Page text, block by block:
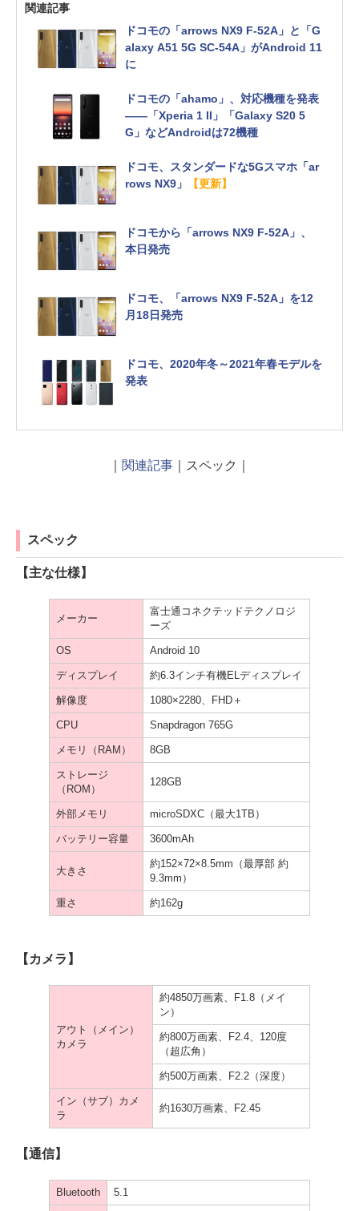
関連記事
ドコモの「arrows NX9 F-52A」と「G
alaxy A51 5G SC-54A」がAndroid 11
に
ドコモの「ahamo」、対応機種を発表
――「Xperia 1 II」「Galaxy S20 5
G」などAndroidは72機種
ドコモ、スタンダードな5Gスマホ「ar
rows NX9」
【更新】
ドコモから「arrows NX9 F-52A」、
本日発売
ドコモ、「arrows NX9 F-52A」を12
月18日発売
ドコモ、2020年冬～2021年春モデルを
発表
関連記事 ｜スペック｜
スペック
【主な仕様】
メーカー
富士通コネクテッドテクノロジ
ーズ
OS Android 10
ディスプレイ 約6.3インチ有機ELディスプレイ
解像度 1080×2280、FHD＋
CPU Snapdragon 765G
メモリ（RAM） 8GB
ストレージ
（ROM）
128GB
外部メモリ microSDXC（最大1TB）
バッテリー容量 3600mAh
大きさ
約152×72×8.5mm（最厚部 約
9.3mm）
重さ 約162g
【カメラ】
アウト（メイン）
カメラ
約4850万画素、F1.8（メイ
ン）
約800万画素、F2.4、120度
（超広角）
約500万画素、F2.2（深度）
イン（サブ）カメ
ラ
約1630万画素、F2.45
【通信】
Bluetooth 5.1